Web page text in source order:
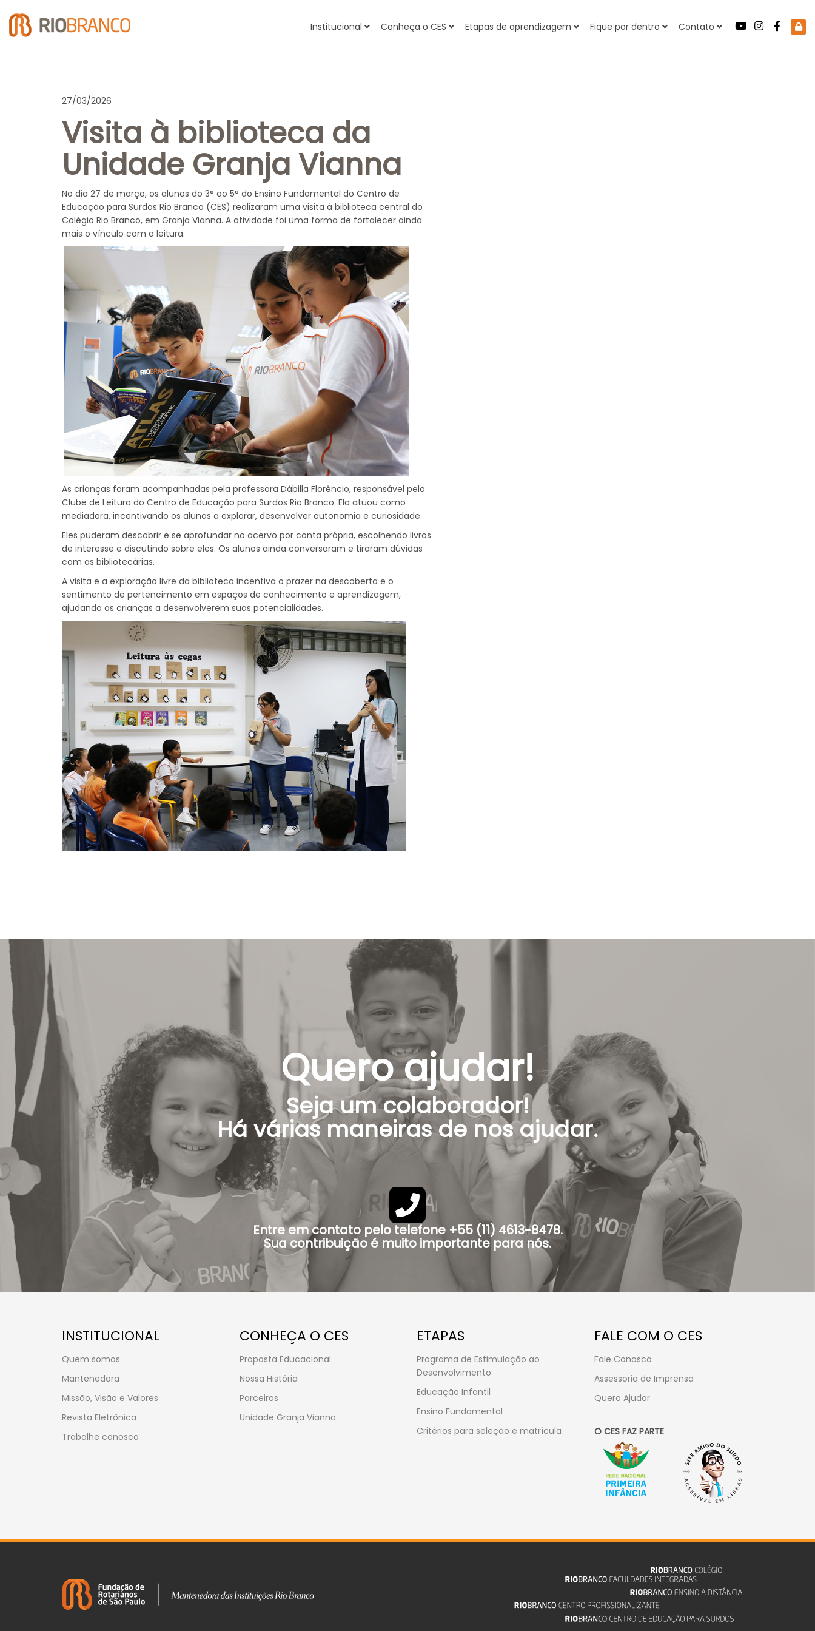
Institucional Conheça o CES Etapas de aprendizagem Fique por dentro Contato
27/03/2026
Visita à biblioteca da
Unidade Granja Vianna
No dia 27 de março, os alunos do 3° ao 5° do Ensino Fundamental do Centro de
Educação para Surdos Rio Branco (CES) realizaram uma visita à biblioteca central do
Colégio Rio Branco, em Granja Vianna. A atividade foi uma forma de fortalecer ainda
mais o vínculo com a leitura.
As crianças foram acompanhadas pela professora Dábilla Florêncio, responsável pelo
Clube de Leitura do Centro de Educação para Surdos Rio Branco. Ela atuou como
mediadora, incentivando os alunos a explorar, desenvolver autonomia e curiosidade.
Eles puderam descobrir e se aprofundar no acervo por conta própria, escolhendo livros
de interesse e discutindo sobre eles. Os alunos ainda conversaram e tiraram dúvidas
com as bibliotecárias.
A visita e a exploração livre da biblioteca incentiva o prazer na descoberta e o
sentimento de pertencimento em espaços de conhecimento e aprendizagem,
ajudando as crianças a desenvolverem suas potencialidades.
Quero ajudar!
Seja um colaborador!
Há várias maneiras de nos ajudar.
Entre em contato pelo telefone +55 (11) 4613-8478.
Sua contribuição é muito importante para nós.
INSTITUCIONAL
Quem somos
Mantenedora
Missão, Visão e Valores
Revista Eletrônica
Trabalhe conosco
CONHEÇA O CES
Proposta Educacional
Nossa História
Parceiros
Unidade Granja Vianna
ETAPAS
Programa de Estimulação ao
Desenvolvimento
Educação Infantil
Ensino Fundamental
Critérios para seleção e matrícula
FALE COM O CES
Fale Conosco
Assessoria de Imprensa
Quero Ajudar
O CES FAZ PARTE